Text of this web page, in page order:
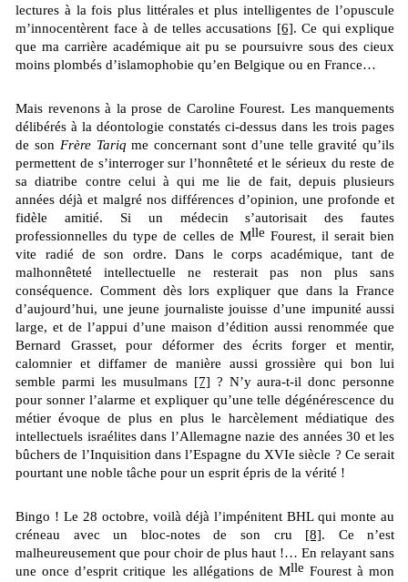
lectures à la fois plus littérales et plus intelligentes de l’opuscule
m’innocentèrent face à de telles accusations [6]. Ce qui explique
que ma carrière académique ait pu se poursuivre sous des cieux
moins plombés d’islamophobie qu’en Belgique ou en France…
Mais revenons à la prose de Caroline Fourest. Les manquements
délibérés à la déontologie constatés ci-dessus dans les trois pages
de son Frère Tariq me concernant sont d’une telle gravité qu’ils
permettent de s’interroger sur l’honnêteté et le sérieux du reste de
sa diatribe contre celui à qui me lie de fait, depuis plusieurs
années déjà et malgré nos différences d’opinion, une profonde et
fidèle amitié. Si un médecin s’autorisait des fautes
professionnelles du type de celles de Mlle Fourest, il serait bien
vite radié de son ordre. Dans le corps académique, tant de
malhonnêteté intellectuelle ne resterait pas non plus sans
conséquence. Comment dès lors expliquer que dans la France
d’aujourd’hui, une jeune journaliste jouisse d’une impunité aussi
large, et de l’appui d’une maison d’édition aussi renommée que
Bernard Grasset, pour déformer des écrits forger et mentir,
calomnier et diffamer de manière aussi grossière qui bon lui
semble parmi les musulmans [7] ? N’y aura-t-il donc personne
pour sonner l’alarme et expliquer qu’une telle dégénérescence du
métier évoque de plus en plus le harcèlement médiatique des
intellectuels israélites dans l’Allemagne nazie des années 30 et les
bûchers de l’Inquisition dans l’Espagne du XVIe siècle ? Ce serait
pourtant une noble tâche pour un esprit épris de la vérité !
Bingo ! Le 28 octobre, voilà déjà l’impénitent BHL qui monte au
créneau avec un bloc-notes de son cru [8]. Ce n’est
malheureusement que pour choir de plus haut !… En relayant sans
une once d’esprit critique les allégations de Mlle Fourest à mon